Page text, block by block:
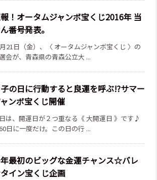
！オータムジャンボ宝くじ2016年 当
番号発表。
21日（金）、〈 オータムジャンボ宝くじ 〉の
会が、青森県の青森公立大 ...
の日に行動すると良運を呼ぶ!?サマー
ンボ宝くじ開催
は、開運日が２つ重なる《 大開運日 》です♪
日に一度だけ。この日の行 ...
最初のビッグな金運チャンス☆バレ
イン宝くじ企画